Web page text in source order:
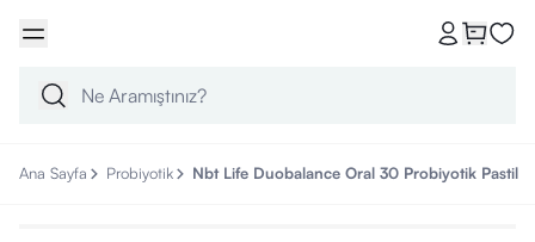
Ana Sayfa Probiyotik Nbt Life Duobalance Oral 30 Probiyotik Pastil